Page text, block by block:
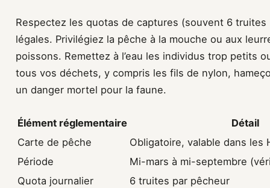
Respectez les quotas de captures (souvent 6
légales. Privilégiez la pêche à la mouche ou aux
poissons. Remettez à l’eau les individus trop petits
tous vos déchets, y compris les fils de nylon,
un danger mortel pour la faune.
Élément réglementaire
Détail
Carte de pêche
Obligatoire, valable dans les
Période
Mi-mars à mi-septembre
Quota journalier
6 truites par pêcheur